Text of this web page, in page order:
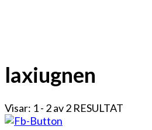
laxiugnen
Visar: 1 - 2 av 2 RESULTAT